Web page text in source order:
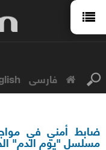
فارسی
ضابط أمني في
مسلسل "يوم الدم"